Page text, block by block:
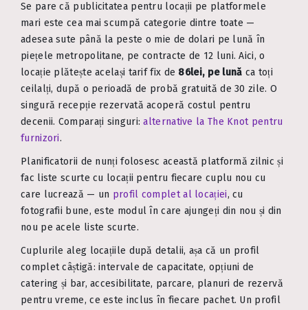
Se pare că publicitatea pentru locații pe platformele
mari este cea mai scumpă categorie dintre toate —
adesea sute până la peste o mie de dolari pe lună în
piețele metropolitane, pe contracte de 12 luni. Aici, o
locație plătește același tarif fix de 86lei, pe lună ca toți
ceilalți, după o perioadă de probă gratuită de 30 zile. O
singură recepție rezervată acoperă costul pentru
decenii. Comparați singuri:alternative la The Knot pentru
furnizori.
Planificatorii de nunți folosesc această platformă zilnic și
fac liste scurte cu locații pentru fiecare cuplu nou cu
care lucrează — un profil complet al locației, cu
fotografii bune, este modul în care ajungeți din nou și din
nou pe acele liste scurte.
Cuplurile aleg locațiile după detalii, așa că un profil
complet câștigă: intervale de capacitate, opțiuni de
catering și bar, accesibilitate, parcare, planuri de rezervă
pentru vreme, ce este inclus în fiecare pachet. Un profil